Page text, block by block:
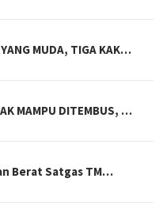
MUDA, TIGA KAK…
MAMPU DITEMBUS, …
Berat Satgas TM…